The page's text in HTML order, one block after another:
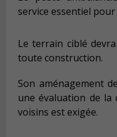
service essentiel pour
Le terrain ciblé
toute construction.
Son aménagement
une évaluation de la
voisins est exigée.